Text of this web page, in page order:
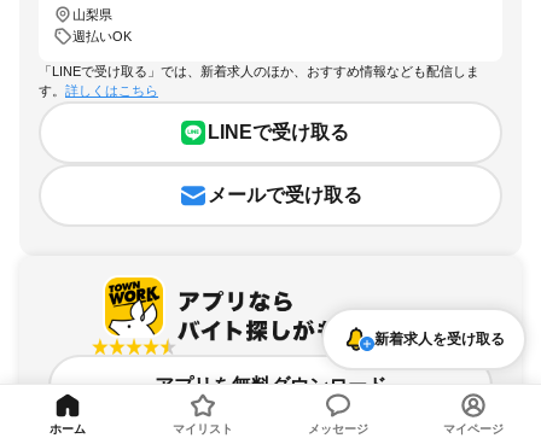
山梨県
週払いOK
「LINEで受け取る」では、新着求人のほか、おすすめ情報なども配信しま
す。 詳しくはこちら
LINEで受け取る
メールで受け取る
アプリを無料ダウンロード
新着求人を受け取る
ホーム マイリスト メッセージ マイページ